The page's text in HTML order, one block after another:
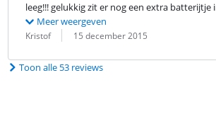
leeg!!! gelukkig zit er nog een extra
Meer weergeven
Beoordeling door:
Kristof
Datum: 15 december 2015
Toon alle 53 reviews